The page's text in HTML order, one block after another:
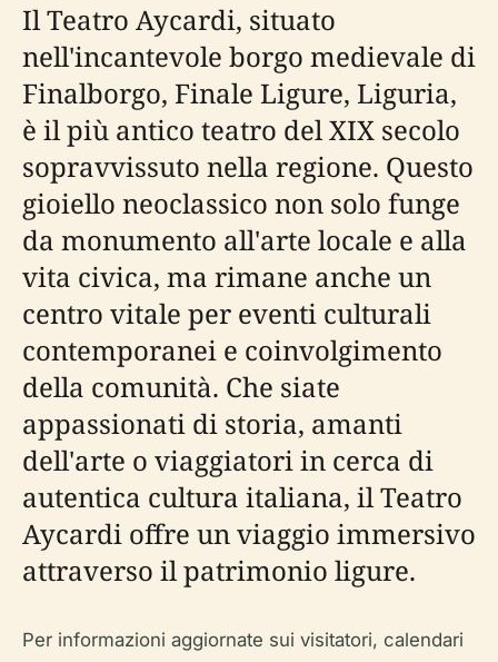
Il Teatro Aycardi, situato
nell'incantevole borgo medievale di
Finalborgo, Finale Ligure, Liguria,
è il più antico teatro del XIX secolo
sopravvissuto nella regione. Questo
gioiello neoclassico non solo funge
da monumento all'arte locale e alla
vita civica, ma rimane anche un
centro vitale per eventi culturali
contemporanei e coinvolgimento
della comunità. Che siate
appassionati di storia, amanti
dell'arte o viaggiatori in cerca di
autentica cultura italiana, il Teatro
Aycardi offre un viaggio immersivo
attraverso il patrimonio ligure.
Per informazioni aggiornate sui visitatori, calendari